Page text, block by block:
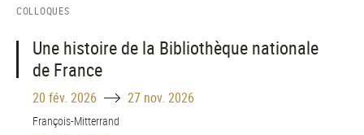
COLLOQUES
Une histoire de la Bibliothèque nationale
de France
20 fév. 2026 Until 27 nov. 2026
François-Mitterrand